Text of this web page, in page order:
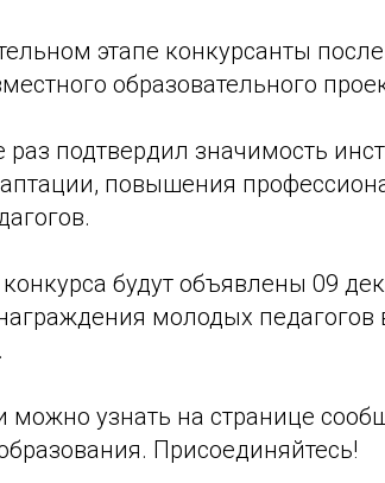
этапе конкурсанты
образовательного
подтвердил значимость
повышения
будут объявлены 09
молодых педагогов
можно узнать на странице
Присоединяйтесь!